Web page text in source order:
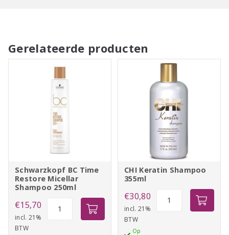
Gerelateerde producten
Schwarzkopf BC Time
Restore Micellar
Shampoo 250ml
€15,70
incl. 21%
BTW
Schwarzkopf
CHI Keratin Shampoo
355ml
€30,80
incl. 21%
BTW
Op